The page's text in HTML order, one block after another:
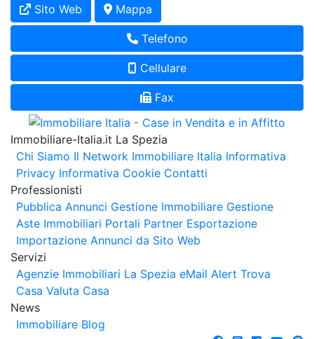
Sito Web Mappa
Telefono
Cellulare
Fax
Immobiliare-Italia.it La Spezia
Chi Siamo Il Network Immobiliare Italia Informativa
Privacy Informativa Cookie Contatti
Professionisti
Pubblica Annunci Gestione Immobiliare Gestione
Aste Immobiliari Portali Partner Esportazione
Importazione Annunci da Sito Web
Servizi
Agenzie Immobiliari La Spezia eMail Alert Trova
Casa Valuta Casa
News
Immobiliare Blog